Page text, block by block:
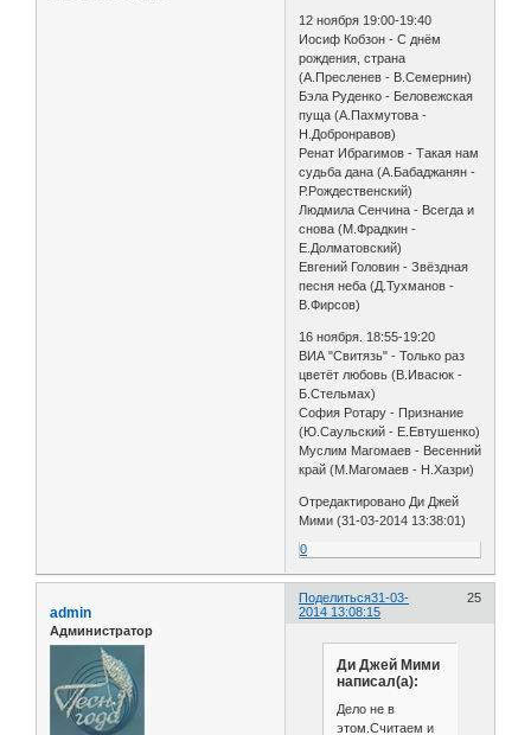
12 ноября 19:00-19:40
Иосиф Кобзон - С днём
рождения, страна
(А.Пресленев - В.Семернин)
Бэла Руденко - Беловежская
пуща (А.Пахмутова -
Н.Добронравов)
Ренат Ибрагимов - Такая нам
судьба дана (А.Бабаджанян -
Р.Рождественский)
Людмила Сенчина - Всегда и
снова (М.Фрадкин -
Е.Долматовский)
Евгений Головин - Звёздная
песня неба (Д.Тухманов -
В.Фирсов)
16 ноября. 18:55-19:20
ВИА "Свитязь" - Только раз
цветёт любовь (В.Ивасюк -
Б.Стельмах)
София Ротару - Признание
(Ю.Саульский - Е.Евтушенко)
Муслим Магомаев - Весенний
край (М.Магомаев - Н.Хазри)
Отредактировано Ди Джей
Мими (31-03-2014 13:38:01)
0
Поделиться 25
31-03-
2014 13:08:15
admin
Администратор
Ди Джей Мими
написал(а):
Дело не в
этом.Считаем и